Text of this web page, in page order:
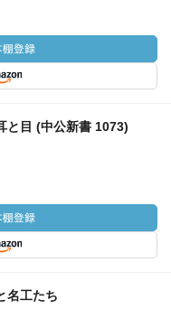
と目 (中公新書 1073)
名工たち